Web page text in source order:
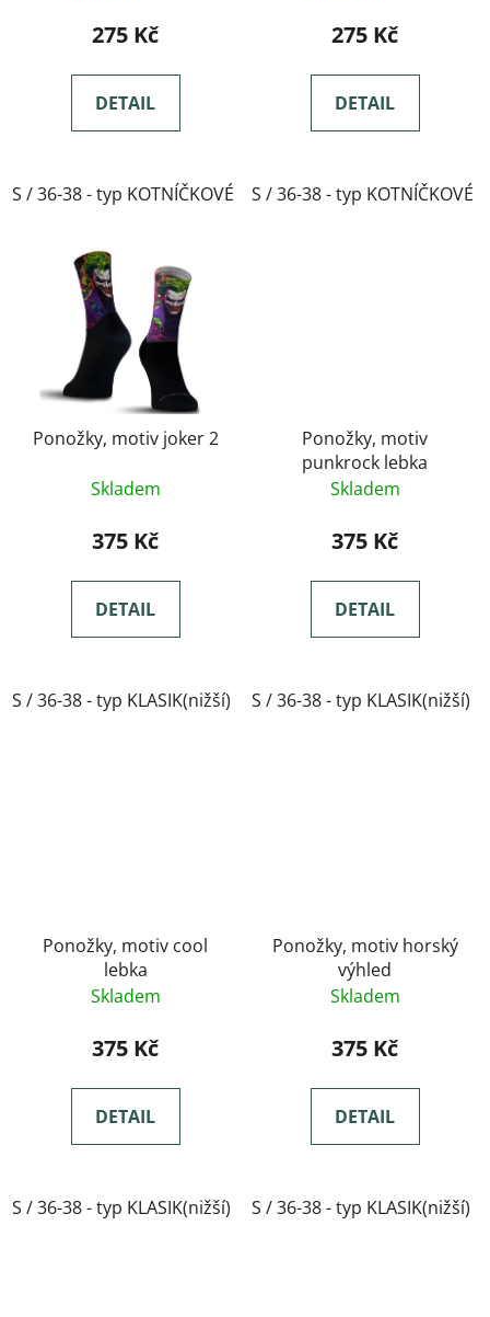
275 Kč
DETAIL
S / 36-38 - typ KOTNÍČKOVÉ M / 39-41- typ KOTNÍČKOVÉ
275 Kč
DETAIL
S / 36-38 - typ KOTNÍČKOVÉ
Ponožky, motiv joker 2
Skladem
375 Kč
DETAIL
S / 36-38 - typ KLASIK(nižší) M / 39-41- typ KLASIK(nižší)
Ponožky, motiv
punkrock lebka
Skladem
375 Kč
DETAIL
S / 36-38 - typ KLASIK(nižší)
Ponožky, motiv cool
lebka
Skladem
375 Kč
DETAIL
S / 36-38 - typ KLASIK(nižší) M / 39-41- typ KLASIK(nižší)
Ponožky, motiv horský
výhled
Skladem
375 Kč
DETAIL
S / 36-38 - typ KLASIK(nižší)